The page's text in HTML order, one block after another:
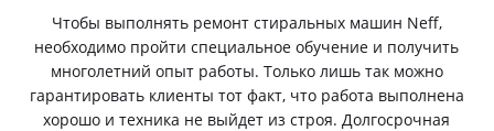
Чтобы выполнять ремонт стиральных машин Neff,
необходимо пройти специальное обучение и получить
многолетний опыт работы. Только лишь так можно
гарантировать клиенты тот факт, что работа выполнена
хорошо и техника не выйдет из строя. Долгосрочная